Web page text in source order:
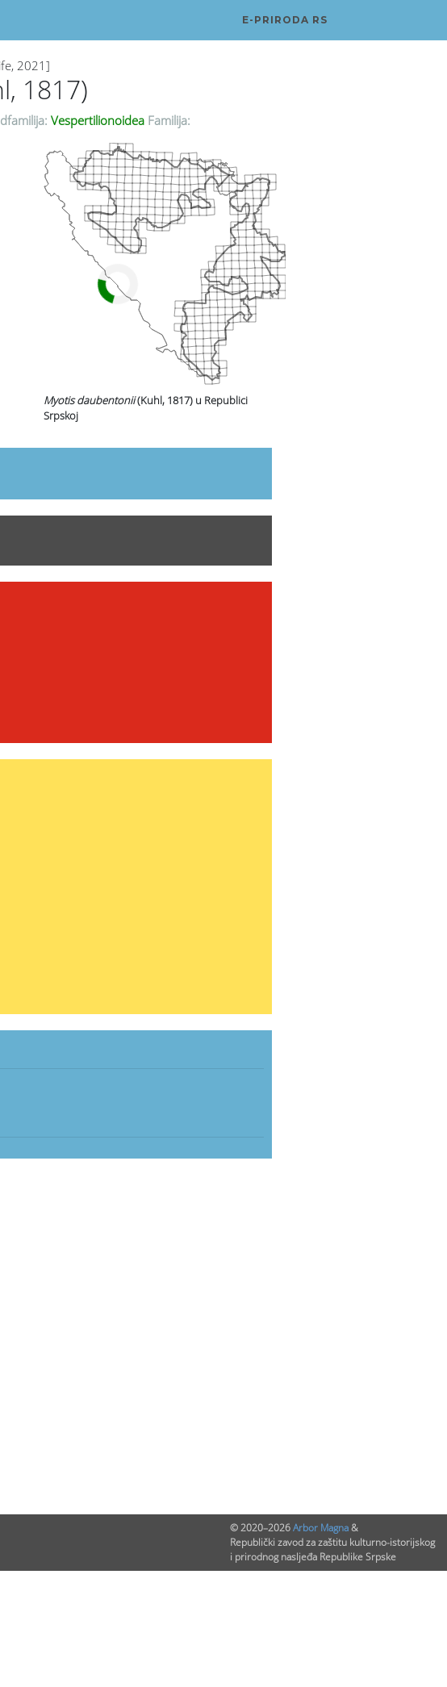
E-PRIRODA RS
2021]
1817)
Vespertilionoidea Familija:
Myotis daubentonii(Kuhl, 1817) u Republici
Srpskoj
© 2020–2026Arbor Magna&
Republički zavod za zaštitu kulturno-istorijskog
i prirodnog nasljeđa Republike Srpske